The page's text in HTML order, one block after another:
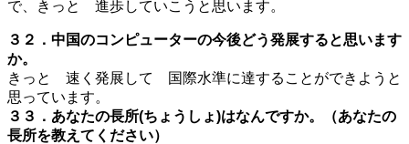
で、きっと 進歩していこうと思います。
３２．中国のコンピューターの今後どう発展すると思います
か。
きっと 速く発展して 国際水準に達することができようと
思っています。
３３．あなたの長所(ちょうしょ)はなんですか。（あなたの
長所を教えてください）